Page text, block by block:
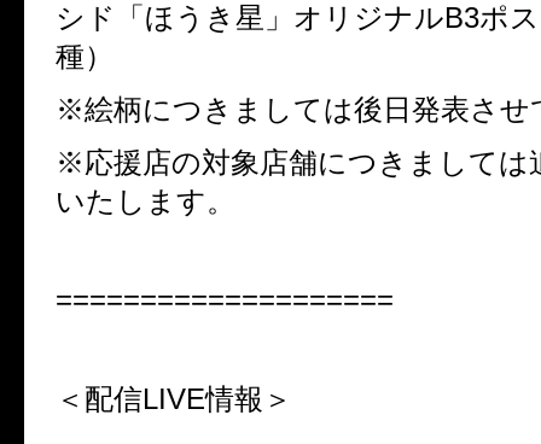
シド「ほうき星」オリジナルB3ポ
種）
※絵柄につきましては後日発表させ
※応援店の対象店舗につきましては
いたします。
====================
＜配信LIVE情報＞